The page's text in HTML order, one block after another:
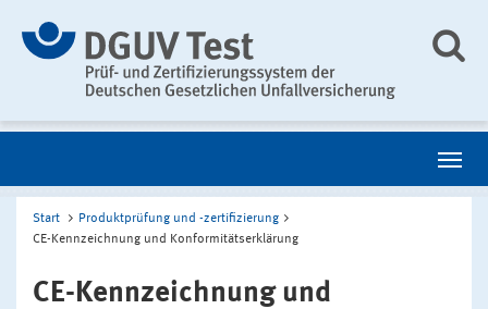
Start
Produktprüfung und -zertifizierung
CE-Kennzeichnung und Konformitätserklärung
CE-Kennzeichnung und